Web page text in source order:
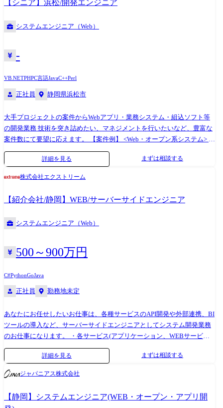
【シニア】浜松/開発エンジニア
システムエンジニア（Web）
-
VB.NETPHPC言語JavaC++Perl
正社員 静岡県浜松市
大手プロジェクトの案件からWebアプリ・業務システム・組込ソフト等
の開発業務 技術を突き詰めたい、マネジメントを行いたいなど、豊富な
案件数にて要望に応えます。 【案件例】 <Web・オープン系システム> ◎
大手金融システム開発 ◎AI関連システムやWebアプリの開発 ◎Android
アプリ、スマートフォン分野での各種開発 ◎ECサイト、ポータルサイト
開発> ◎車載系制御システム開発 ◎IoT画像処理制御開発 (変更の範囲)会
社の定める業務
詳細を見る まずは相談する
株式会社エクストリーム
【紹介会社/静岡】WEB/サーバーサイドエンジニア
システムエンジニア（Web）
500～900万円
C#PythonGoJava
正社員 勤務地未定
あなたにお任せしたいお仕事は、各種サービスのAPI開発や外部連携、BI
ツールの導入など、サーバーサイドエンジニアとしてシステム開発業務
のお仕事になります。 ・各サービス(アプリケーション、WEBサービ
ス、ECサイトなど)のシステム設計/開発/テスト/運用・保守 ・各業種の
基幹システム設計/開発/テスト/運用・保守 ・外部システムとの連携の設
計/開発/テスト/運用・保守 ・CMSの開発 ・サービスおよびアプリケーシ
ョンのトラブルシューティング(検知/復旧、原因分析、リカバリー) ・プ
ログラミングの高速化 など リクルートグループ、楽天グループ、サイ
バーエージェントグループなど、WEB業界を牽引するトップ企業含め
詳細を見る まずは相談する
ジャパニアス株式会社
【静岡】システムエンジニア(WEB・オープン・アプリ開